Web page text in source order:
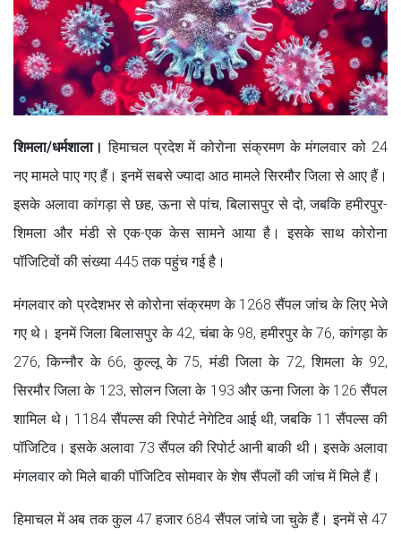
शिमला/धर्मशाला। हिमाचल प्रदेश में कोरोना संक्रमण के मंगलवार को 24
नए मामले पाए गए हैं। इनमें सबसे ज्यादा आठ मामले सिरमौर जिला से आए हैं।
इसके अलावा कांगड़ा से छह, ऊना से पांच, बिलासपुर से दो, जबकि हमीरपुर-
शिमला और मंडी से एक-एक केस सामने आया है। इसके साथ कोरोना
पॉजिटिवों की संख्या 445 तक पहुंच गई है।
मंगलवार को प्रदेशभर से कोरोना संक्रमण के 1268 सैंपल जांच के लिए भेजे
गए थे। इनमें जिला बिलासपुर के 42, चंबा के 98, हमीरपुर के 76, कांगड़ा के
276, किन्नौर के 66, कुल्लू के 75, मंडी जिला के 72, शिमला के 92,
सिरमौर जिला के 123, सोलन जिला के 193 और ऊना जिला के 126 सैंपल
शामिल थे। 1184 सैंपल्स की रिपोर्ट नेगेटिव आई थी, जबकि 11 सैंपल्स की
पॉजिटिव। इसके अलावा 73 सैंपल की रिपोर्ट आनी बाकी थी। इसके अलावा
मंगलवार को मिले बाकी पॉजिटिव सोमवार के शेष सैंपलों की जांच में मिले हैं।
हिमाचल में अब तक कुल 47 हजार 684 सैंपल जांचे जा चुके हैं। इनमें से 47